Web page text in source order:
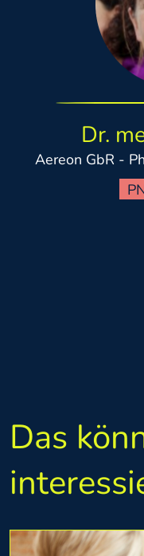
Dr.
Aereon GbR -
Das